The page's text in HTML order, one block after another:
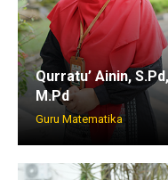
Qurratu’ Ainin, S.Pd,
M.Pd
Guru Matematika